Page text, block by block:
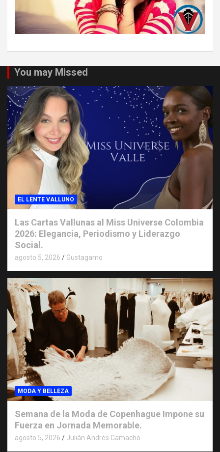
You may Missed
EL LENTE VALLUNO
Las Cartas Vallunas al Miss Universe Colombia
2026: Elegancia, Periodismo y Liderazgo
Social.
agosto 5, 2026 Gustagamo
MODA Y BELLEZA
Semana de la Moda de Copenhague Impone su
Fuerza en Jornada Memorable.
agosto 5, 2026 Julián Andrés Camacho